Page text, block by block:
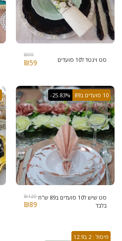
סט וינטז' ל10 סועדים
₪99
₪59
10 סועדים ב89 -25.83%
סט שיש ל10 סועדים ב89 ש"ח
בלבד
₪120
₪89
חיסול : 2 ב12.9